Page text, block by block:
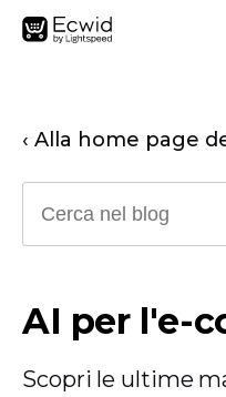
‹ Alla home page
AI per l'e-
Scopri le ultime